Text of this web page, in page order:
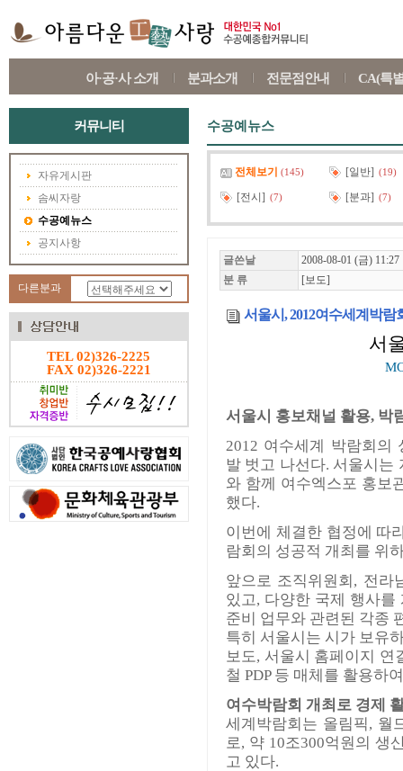
아·공·사 소개 분과소개 전문점안내 CA(특
커뮤니티
자유게시판
솜씨자랑
수공예뉴스
공지사항
다른분과
TEL 02)326-2225
FAX 02)326-2221
수공예뉴스
전체보기 (145) [일반] (19)
[전시] (7) [분과] (7)
글쓴날
2008-08-01 (금) 11:27
분 류
[보도]
서울시, 2012여수세계박람
서
서울시 홍보채널 활용, 박
2012 여수세계 박람회의
발 벗고 나선다. 서울시는
와 함께 여수엑스포 홍보
했다.
이번에 체결한 협정에 따
람회의 성공적 개최를 위
앞으로 조직위원회, 전라
있고, 다양한 국제 행사
준비 업무와 관련된 각종
특히 서울시는 시가 보유
보도, 서울시 홈페이지 연
철 PDP 등 매체를 활용하
여수박람회 개최로 경제
세계박람회는 올림픽, 월
로, 약 10조300억원의 생
고 있다.